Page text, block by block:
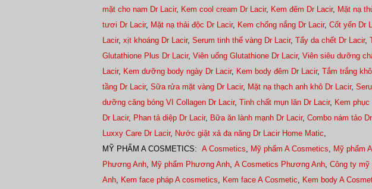
mặt cho nam Dr Lacir, Kem cool cream Dr Lacir, Kem đêm Dr Lacir, Mặt nạ
tươi Dr Lacir, Mặt nạ thải độc Dr Lacir, Kem chống nắng Dr Lacir, Cốt yến Dr
Lacir, xịt khoáng Dr Lacir, Serum tinh thể vàng Dr Lacir, Tẩy da chết Dr Lacir,
Glutathione Plus Dr Lacir, Viên uống Glutathione Dr Lacir, Viên siêu dưỡng
Lacir, Kem dưỡng body ngày Dr Lacir, Kem body đêm Dr Lacir, Tắm trắng
tầng Dr Lacir, Sữa rửa mặt vàng Dr Lacir, Mặt nạ thạch anh khô Dr Lacir,
dưỡng căng bóng VI Collagen Dr Lacir, Tinh chất mụn lăn Dr Lacir, Kem phục
Dr Lacir, Phan tả diệp Dr Lacir, Bữa ăn lành mạnh Dr Lacir, Combo nám tảo
Luxxy Care Dr Lacir, Nước giặt xả đa năng Dr Lacir Home Matic,
MỸ PHẨM A COSMETICS: A Cosmetics, Mỹ phẩm A Cosmetics, Mỹ phẩm
Phương Anh, Mỹ phẩm Phương Anh, A Cosmetics Phương Anh, Công ty mỹ
Anh, Kem face pháp A cosmetics, Kem face A Cosmetic, Kem body A